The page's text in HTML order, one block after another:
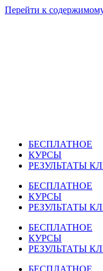
Перейти к
БЕСПЛАТНОЕ
КУРСЫ
РЕЗУЛЬТАТЫ
БЕСПЛАТНОЕ
КУРСЫ
РЕЗУЛЬТАТЫ
БЕСПЛАТНОЕ
КУРСЫ
РЕЗУЛЬТАТЫ
БЕСПЛАТНОЕ